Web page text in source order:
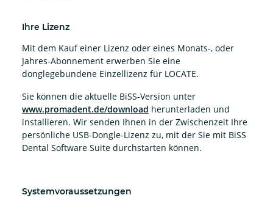
Ihre Lizenz
Mit dem Kauf einer Lizenz oder eines Monats-, oder
Jahres-Abonnement erwerben Sie eine
donglegebundene Einzellizenz für LOCATE.
Sie können die aktuelle BiSS-Version unter
www.promadent.de/download herunterladen und
installieren. Wir senden Ihnen in der Zwischenzeit Ihre
persönliche USB-Dongle-Lizenz zu, mit der Sie mit BiSS
Dental Software Suite durchstarten können.
Systemvoraussetzungen